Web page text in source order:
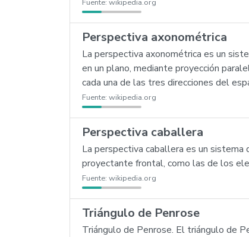
Fuente: wikipedia.org
Perspectiva axonométrica
La perspectiva axonométrica es un
en un plano, mediante proyección
cada una de las tres direcciones del
Fuente: wikipedia.org
Perspectiva caballera
La perspectiva caballera es un
proyectante frontal, como las de los
Fuente: wikipedia.org
Triángulo de Penrose
Triángulo de Penrose. El triángulo de